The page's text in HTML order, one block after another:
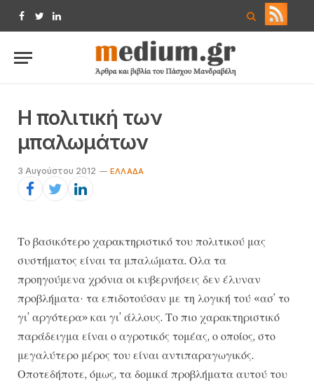
Facebook
TwitterLinkedIn
Η πολιτική των
μπαλωμάτων
3 Αυγούστου 2012 ΕΛΛΆΔΑ
Το βασικότερο χαρακτηριστικό του πολιτικού μας
συστήματος είναι τα μπαλώματα. Ολα τα
προηγούμενα χρόνια οι κυβερνήσεις δεν έλυναν
προβλήματα· τα επιδοτούσαν με τη λογική τού «ασ’ το
γι’ αργότερα» και γι’ άλλους. Το πιο χαρακτηριστικό
παράδειγμα είναι ο αγροτικός τομέας, ο οποίος, στο
μεγαλύτερο μέρος του είναι αντιπαραγωγικός.
Οποτεδήποτε, όμως, τα δομικά προβλήματα αυτού του